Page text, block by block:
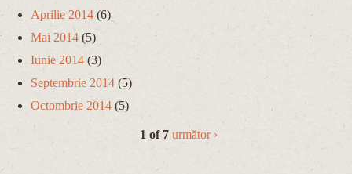
Aprilie 2014 (6)
Mai 2014 (5)
Iunie 2014 (3)
Septembrie 2014 (5)
Octombrie 2014 (5)
1 of 7 următor ›